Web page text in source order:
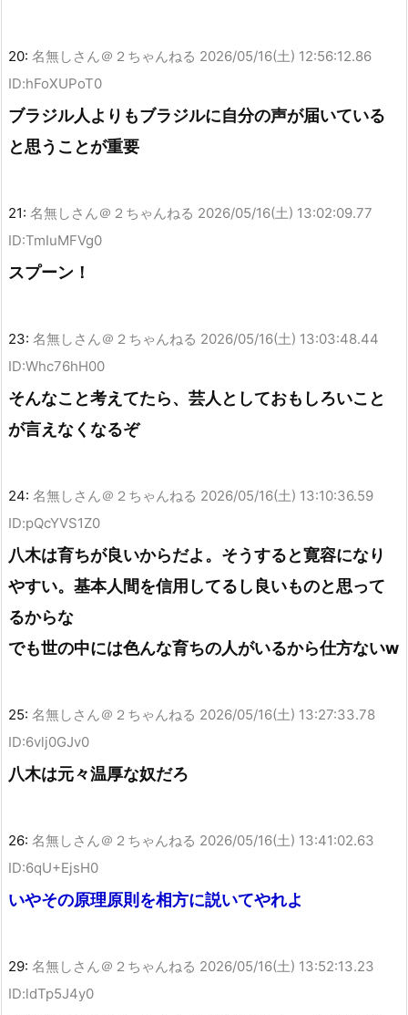
20: 名無しさん＠２ちゃんねる 2026/05/16(土) 12:56:12.86
ID:hFoXUPoT0
ブラジル人よりもブラジルに自分の声が届いている
と思うことが重要
21: 名無しさん＠２ちゃんねる 2026/05/16(土) 13:02:09.77
ID:TmIuMFVg0
スプーン！
23: 名無しさん＠２ちゃんねる 2026/05/16(土) 13:03:48.44
ID:Whc76hH00
そんなこと考えてたら、芸人としておもしろいこと
が言えなくなるぞ
24: 名無しさん＠２ちゃんねる 2026/05/16(土) 13:10:36.59
ID:pQcYVS1Z0
八木は育ちが良いからだよ。そうすると寛容になり
やすい。基本人間を信用してるし良いものと思って
るからな
でも世の中には色んな育ちの人がいるから仕方ないw
25: 名無しさん＠２ちゃんねる 2026/05/16(土) 13:27:33.78
ID:6vlj0GJv0
八木は元々温厚な奴だろ
26: 名無しさん＠２ちゃんねる 2026/05/16(土) 13:41:02.63
ID:6qU+EjsH0
いやその原理原則を相方に説いてやれよ
29: 名無しさん＠２ちゃんねる 2026/05/16(土) 13:52:13.23
ID:ldTp5J4y0